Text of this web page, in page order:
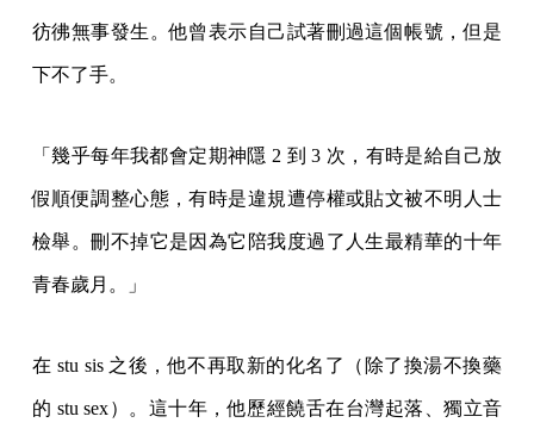
彷彿無事發生。他曾表示自己試著刪過這個帳號，但是
下不了手。
「幾乎每年我都會定期神隱 2 到 3 次，有時是給自己放
假順便調整心態，有時是違規遭停權或貼文被不明人士
檢舉。刪不掉它是因為它陪我度過了人生最精華的十年
青春歲月。」
在 stu sis 之後，他不再取新的化名了（除了換湯不換藥
的 stu sex）。這十年，他歷經饒舌在台灣起落、獨立音